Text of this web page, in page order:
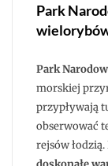
Park
Park
morskiej
przypływają
obserwować
rejsów